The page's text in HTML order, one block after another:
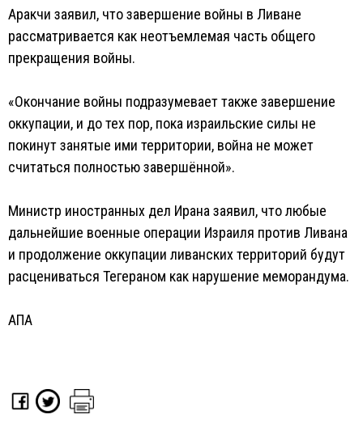
Аракчи заявил, что завершение войны в Ливане
рассматривается как неотъемлемая часть общего
прекращения войны.
«Окончание войны подразумевает также завершение
оккупации, и до тех пор, пока израильские силы не
покинут занятые ими территории, война не может
считаться полностью завершённой».
Министр иностранных дел Ирана заявил, что любые
дальнейшие военные операции Израиля против Ливана
и продолжение оккупации ливанских территорий будут
расцениваться Тегераном как нарушение меморандума.
АПА